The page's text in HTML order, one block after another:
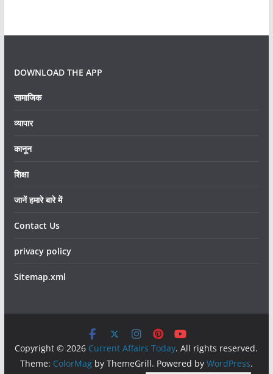
DOWNLOAD THE APP
सामाजिक
व्यापार
कानून
शिक्षा
जानें हमारे बारे में
Contact Us
privacy policy
Sitemap.xml
Copyright © 2026 Current Affairs Today. All rights reserved.
Theme: ColorMagby ThemeGrill. Powered by WordPress.